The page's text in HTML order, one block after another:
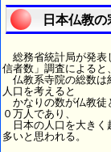
日本仏教の
総務省統計局が発表
信者数」調査によると、
仏教系寺院の総数は
人口を考えると
かなりの数が仏教徒
０万人であり、
日本の人口を大きく
多いと思われる。